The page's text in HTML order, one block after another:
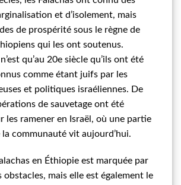
et d’isolement, mais
de prospérité sous le règne de
qui les ont soutenus.
qu’au 20e siècle qu’ils ont été
comme étant juifs par les
et politiques israéliennes. De
de sauvetage ont été
les ramener en Israël, où une partie
communauté vit aujourd’hui.
en Éthiopie est marquée par
obstacles, mais elle est également le